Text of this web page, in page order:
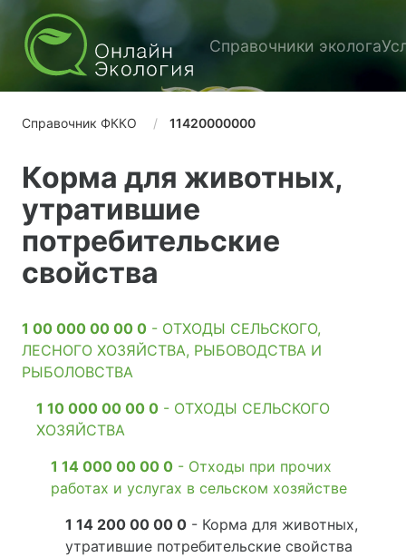
Справочники эколога
Справочник ФККО 11420000000
Корма для животных,
утратившие
потребительские
свойства
1 00 000 00 00 0 - ОТХОДЫ СЕЛЬСКОГО,
ЛЕСНОГО ХОЗЯЙСТВА, РЫБОВОДСТВА И
РЫБОЛОВСТВА
1 10 000 00 00 0 - ОТХОДЫ СЕЛЬСКОГО
ХОЗЯЙСТВА
1 14 000 00 00 0 - Отходы при прочих
работах и услугах в сельском хозяйстве
1 14 200 00 00 0 - Корма для животных,
утратившие потребительские свойства